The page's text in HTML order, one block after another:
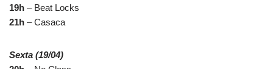
19h – Beat Locks
21h – Casaca
Sexta (19/04)